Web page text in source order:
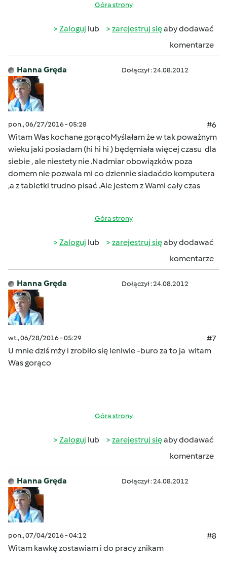
Góra strony
Zaloguj lub zarejestruj sięaby dodawać
komentarze
Hanna Gręda Dołączył : 24.08.2012
pon., 06/27/2016 - 05:28
#6
Witam Was kochane gorącoMyślałam że w tak poważnym
wieku jaki posiadam (hi hi hi ) będęmiała więcej czasu dla
siebie , ale niestety nie .Nadmiar obowiązków poza
domem nie pozwala mi co dziennie siadaćdo komputera
,a z tabletki trudno pisać .Ale jestem z Wami cały czas
Góra strony
Zaloguj lub zarejestruj sięaby dodawać
komentarze
Hanna Gręda Dołączył : 24.08.2012
wt., 06/28/2016 - 05:29
#7
U mnie dziś mży i zrobiło się leniwie -buro za to ja witam
Was gorąco
Góra strony
Zaloguj lub zarejestruj sięaby dodawać
komentarze
Hanna Gręda Dołączył : 24.08.2012
pon., 07/04/2016 - 04:12
#8
Witam kawkę zostawiam i do pracy znikam